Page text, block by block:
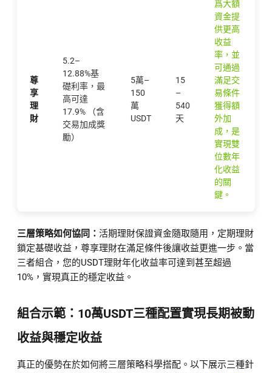
尊
享
理
財
5.2–
12.88%基
礎利率，最
高可達
17.9% （含
交易加成獎
勵）
5萬–
150
萬
USDT
15
–
540
天
爲大額
資金提
供更高
收益
率，並
可通過
滿足交
易條件
獲得額
外加
成，是
實現雙
位數年
化收益
的關
鍵。
三層策略如何協同： 活期理財保證資金隨取隨用，定期理財
鎖定基礎收益，尊享理財在滿足條件後讓收益更進一步。當
三者組合，您的USDT理財年化收益率可達到甚至超過
10%，實現真正的穩定收益。
組合示範：10萬USDT三種配置實現長期被動
收益與穩定收益
真正的優勢在於如何將三層策略科學搭配。以下展示三種針